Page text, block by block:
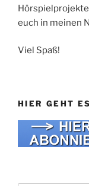
euch in meinen
Viel Spaß!
HIER GEHT